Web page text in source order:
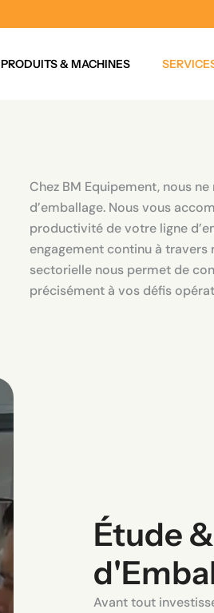
PRODUITS & MACHINES
Chez BM Equipement, nous
d’emballage. Nous vous
productivité de votre ligne
engagement continu à travers
sectorielle nous permet de
précisément à vos défis
Étude
Avant tout